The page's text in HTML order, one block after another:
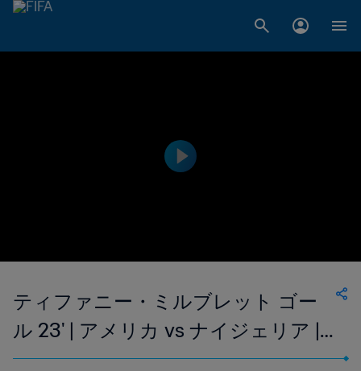
ティファニー・ミルブレット ゴー
ル 23' | アメリカ vs ナイジェリア |
1999 FIFA 女子ワールドカップ アメ